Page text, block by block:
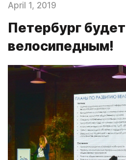
April 1, 2019
Петербург будет
велосипедным!